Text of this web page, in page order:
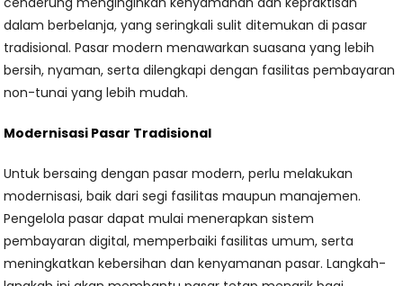
dalam berbelanja, yang seringkali sulit ditemukan di pasar
tradisional. Pasar modern menawarkan suasana yang lebih
bersih, nyaman, serta dilengkapi dengan fasilitas pembayaran
non-tunai yang lebih mudah.
Modernisasi Pasar Tradisional
Untuk bersaing dengan pasar modern, perlu melakukan
modernisasi, baik dari segi fasilitas maupun manajemen.
Pengelola pasar dapat mulai menerapkan sistem
pembayaran digital, memperbaiki fasilitas umum, serta
meningkatkan kebersihan dan kenyamanan pasar. Langkah-